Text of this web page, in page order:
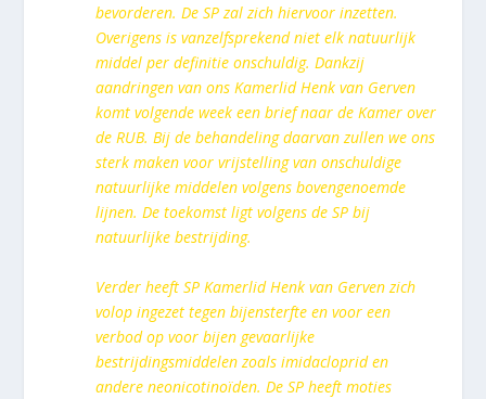
bevorderen. De SP zal zich hiervoor inzetten.
Overigens is vanzelfsprekend niet elk natuurlijk
middel per definitie onschuldig. Dankzij
aandringen van ons Kamerlid Henk van Gerven
komt volgende week een brief naar de Kamer over
de RUB. Bij de behandeling daarvan zullen we ons
sterk maken voor vrijstelling van onschuldige
natuurlijke middelen volgens bovengenoemde
lijnen. De toekomst ligt volgens de SP bij
natuurlijke bestrijding.
Verder heeft SP Kamerlid Henk van Gerven zich
volop ingezet tegen bijensterfte en voor een
verbod op voor bijen gevaarlijke
bestrijdingsmiddelen zoals imidacloprid en
andere neonicotinoïden. De SP heeft moties